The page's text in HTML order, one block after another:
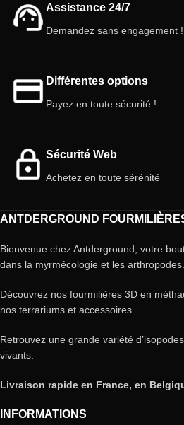
animaux de compagnie à l'aise et
votre maison belle avec cet
accessoire naturel.
Assistance 24/7
Demandez sans engagement !
Différentes options
Payez en toute sécurité !
Sécurité Web
Achetez en toute sérénité
ANTDERGROUND
Bienvenue chez Antderground, votre
dans la myrmécologie et les arthropodes.
Découvrez nos fourmilières 3D en
nos terrariums et accessoires.
Retrouvez une grande variété
vivants.
Livraison rapide en France, en
INFORMATIONS